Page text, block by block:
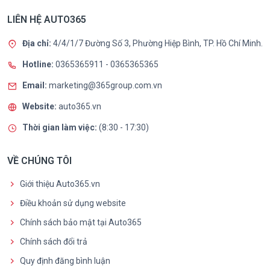
LIÊN HỆ AUTO365
Địa chỉ: 4/4/1/7 Đường Số 3, Phường Hiệp Bình, TP. Hồ Chí Minh.
Hotline: 0365365911 - 0365365365
Email: marketing@365group.com.vn
Website: auto365.vn
Thời gian làm việc: (8:30 - 17:30)
VỀ CHÚNG TÔI
Giới thiệu Auto365.vn
Điều khoản sử dụng website
Chính sách bảo mật tại Auto365
Chính sách đổi trả
Quy định đăng bình luận